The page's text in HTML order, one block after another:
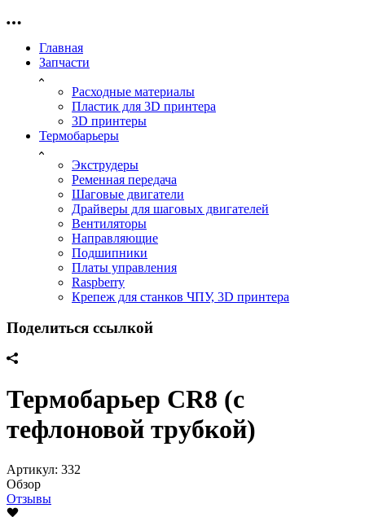
Главная
Запчасти
Расходные материалы
Пластик для 3D принтера
3D принтеры
Термобарьеры
Экструдеры
Ременная передача
Шаговые двигатели
Драйверы для шаговых двигателей
Вентиляторы
Направляющие
Подшипники
Платы управления
Raspberry
Крепеж для станков ЧПУ, 3D принтера
Поделиться ссылкой
Термобарьер CR8 (с
тефлоновой трубкой)
Артикул: 332
Обзор
Отзывы